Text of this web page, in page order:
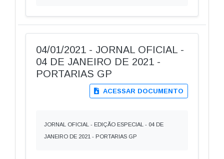
04/01/2021 - JORNAL OFICIAL -
04 DE JANEIRO DE 2021 -
PORTARIAS GP
ACESSAR DOCUMENTO
JORNAL OFICIAL - EDIÇÃO ESPECIAL - 04 DE
JANEIRO DE 2021 - PORTARIAS GP